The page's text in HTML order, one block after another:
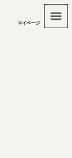
マイページ